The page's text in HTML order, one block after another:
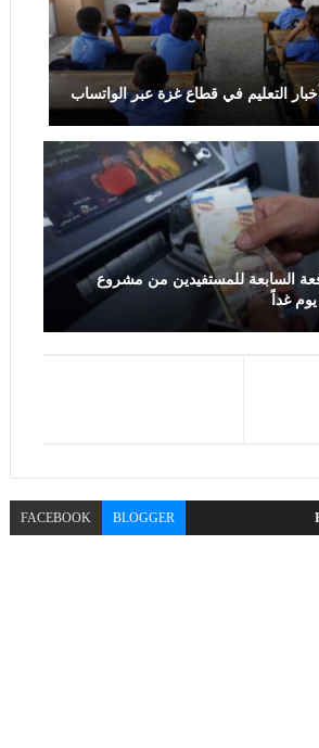
التعليم في قطاع غزة عبر الواتساب
السابعة للمستفيدين من مشروع
غداً
BLOGGER
FACEBOOK